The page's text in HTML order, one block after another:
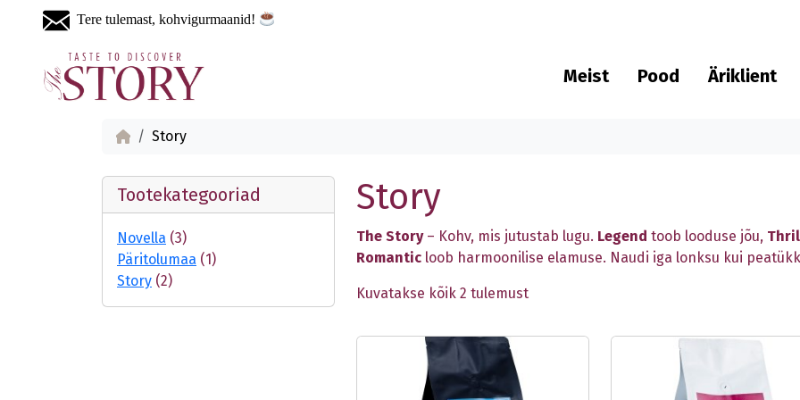
Tere tulemast, kohvigurmaanid!
Meist Pood Äriklient
Story
Tootekategooriad
Novella (3)
Päritolumaa (1)
Story (2)
Story
The Story– Kohv, mis jutustab lugu. Legend toob looduse jõu,
Romantic loob harmoonilise elamuse. Naudi iga lonksu kui
Kuvatakse kõik 2 tulemust